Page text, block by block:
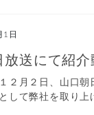
1日
放送にて紹
２月２日、山口
して弊社を取り